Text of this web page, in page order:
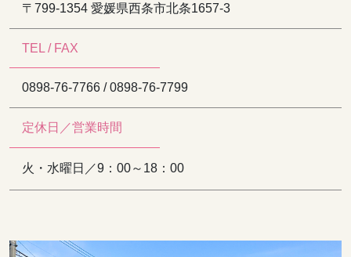
〒799-1354 愛媛県西条市北条1657-3
TEL / FAX
0898-76-7766 / 0898-76-7799
定休日／営業時間
火・水曜日／9：00～18：00